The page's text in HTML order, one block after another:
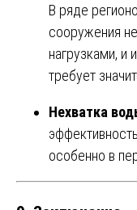
В ряде
сооружения
нагрузками, и
требует
Нехватка
особенно в